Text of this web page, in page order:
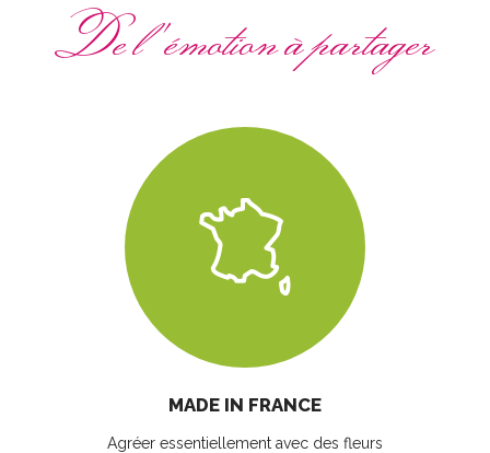
De l'émotion à partager
MADE IN FRANCE
Agréer essentiellement avec des fleurs